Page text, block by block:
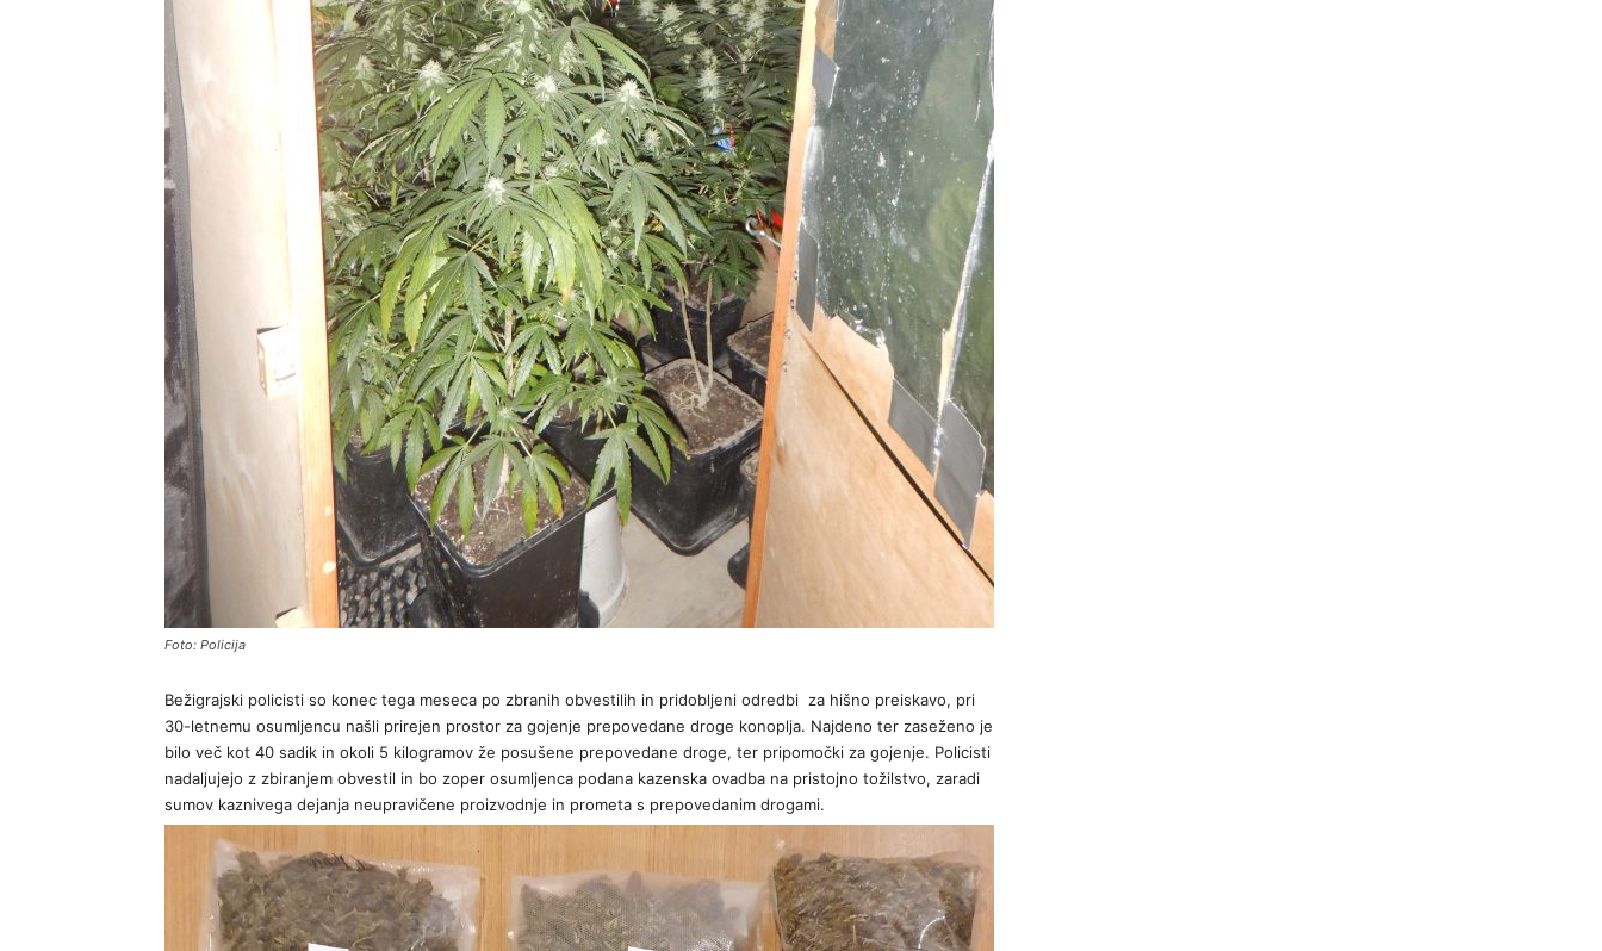
Foto: Policija
Bežigrajski policisti so konec tega meseca po zbranih obvestilih in pridobljeni odredbi za hišno preiskavo, pri
30-letnemu osumljencu našli prirejen prostor za gojenje prepovedane droge konoplja. Najdeno ter zaseženo je
bilo več kot 40 sadik in okoli 5 kilogramov že posušene prepovedane droge, ter pripomočki za gojenje. Policisti
nadaljujejo z zbiranjem obvestil in bo zoper osumljenca podana kazenska ovadba na pristojno tožilstvo, zaradi
sumov kaznivega dejanja neupravičene proizvodnje in prometa s prepovedanim drogami.